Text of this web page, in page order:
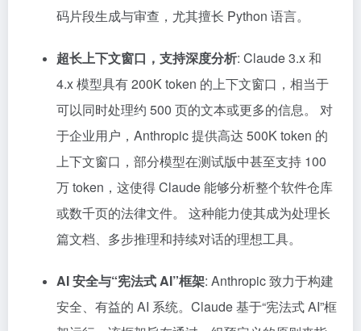
码片段生成与审查，尤其擅长 Python 语言。
超长上下文窗口，支持深度分析: Claude 3.x 和
4.x 模型具有 200K token 的上下文窗口，相当于
可以同时处理约 500 页的文本或更多的信息。 对
于企业用户，Anthropic 提供高达 500K token 的
上下文窗口，部分模型在测试版中甚至支持 100
万 token，这使得 Claude 能够分析整个软件仓库
或数千页的法律文件。 这种能力使其成为处理长
篇文档、多步推理和持续对话的理想工具。
AI 安全与“宪法式 AI”框架: Anthropic 致力于构建
安全、有益的 AI 系统。Claude 基于“宪法式 AI”框